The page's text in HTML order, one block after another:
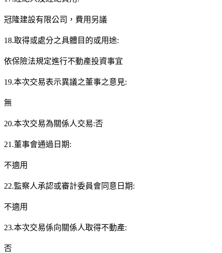
冠隆建設有限公司，費用另議
18.取得或處分之具體目的或用途:
依保險法規定進行不動產投資事宜
19.本次交易表示異議之董事之意見:
無
20.本次交易為關係人交易:否
21.董事會通過日期:
不適用
22.監察人承認或審計委員會同意日期:
不適用
23.本次交易係向關係人取得不動產:
否